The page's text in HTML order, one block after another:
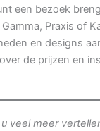
een bezoek
Praxis of
en designs
de prijzen en
veel meer